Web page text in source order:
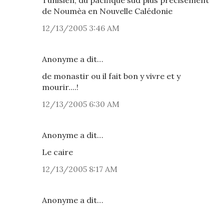
de Noumèa en Nouvelle Calédonie
12/13/2005 3:46 AM
Anonyme a dit…
de monastir ou il fait bon y vivre et y
mourir....!
12/13/2005 6:30 AM
Anonyme a dit…
Le caire
12/13/2005 8:17 AM
Anonyme a dit…